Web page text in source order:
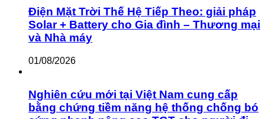
Điện Mặt Trời Thế Hệ Tiếp Theo: giải pháp
Solar + Battery cho Gia đình – Thương mại
và Nhà máy
01/08/2026
Nghiên cứu mới tại Việt Nam cung cấp
bằng chứng tiềm năng hệ thống chống bó